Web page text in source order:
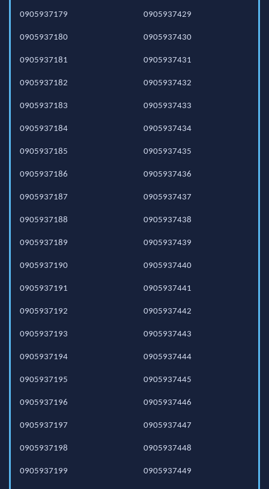
0905937179
0905937180
0905937181
0905937182
0905937183
0905937184
0905937185
0905937186
0905937187
0905937188
0905937189
0905937190
0905937191
0905937192
0905937193
0905937194
0905937195
0905937196
0905937197
0905937198
0905937199
0905937429
0905937430
0905937431
0905937432
0905937433
0905937434
0905937435
0905937436
0905937437
0905937438
0905937439
0905937440
0905937441
0905937442
0905937443
0905937444
0905937445
0905937446
0905937447
0905937448
0905937449